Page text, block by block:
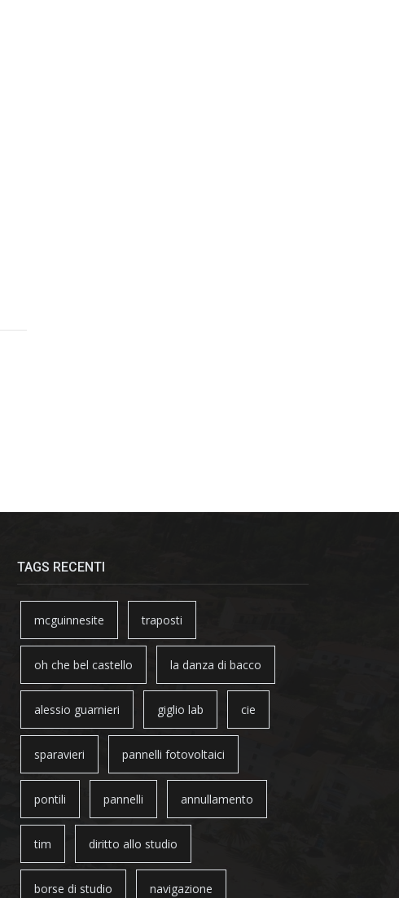
TAGS RECENTI
mcguinnesite traposti
oh che bel castello la danza di bacco
alessio guarnieri giglio lab cie
sparavieri pannelli fotovoltaici
pontili pannelli annullamento
tim diritto allo studio
borse di studio navigazione